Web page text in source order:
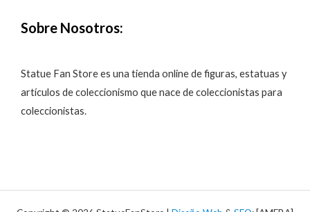
Sobre Nosotros:
Statue Fan Store es una tienda online de figuras, estatuas y
artículos de coleccionismo que nace de coleccionistas para
coleccionistas.